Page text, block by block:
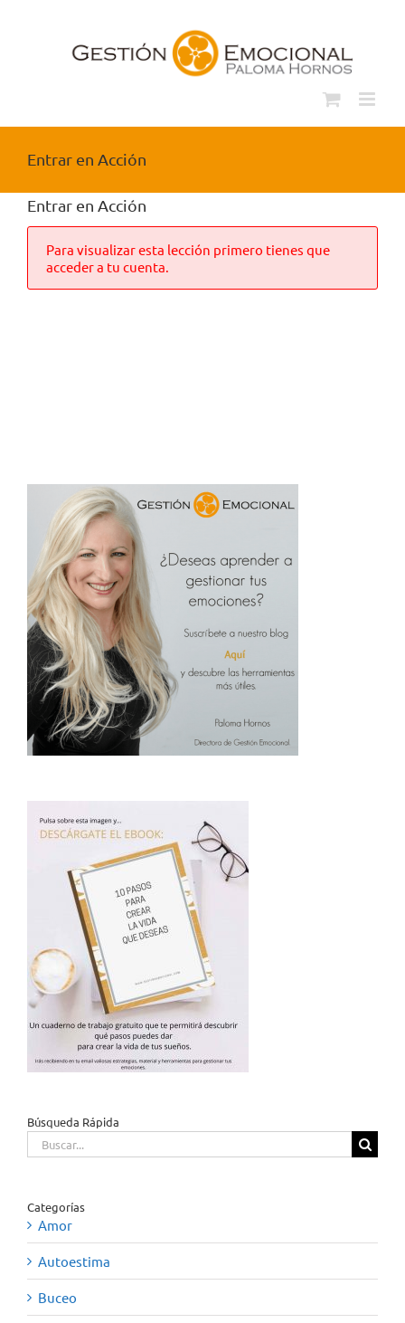
Entrar en Acción
Entrar en Acción
Para visualizar esta lección primero tienes que
acceder a tu cuenta.
Búsqueda Rápida
Buscar:
Categorías
Amor
Autoestima
Buceo